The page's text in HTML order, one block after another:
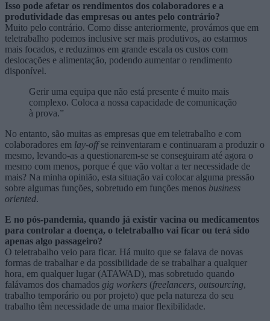
Isso pode afetar os rendimentos dos colaboradores e a
produtividade das empresas ou antes pelo contrário?
Muito pelo contrário. Como disse anteriormente, provámos que em
teletrabalho podemos inclusive ser mais produtivos, ao estarmos
mais focados, e reduzimos em grande escala os custos com
deslocações e alimentação, podendo aumentar o rendimento
disponível.
Gerir uma equipa que não está presente é muito mais
complexo. Coloca a nossa capacidade de comunicação
à prova.”
No entanto, são muitas as empresas que em teletrabalho e com
colaboradores em lay-offse reinventaram e continuaram a produzir o
mesmo, levando-as a questionarem-se se conseguiram até agora o
mesmo com menos, porque é que vão voltar a ter necessidade de
mais? Na minha opinião, esta situação vai colocar alguma pressão
sobre algumas funções, sobretudo em funções menos business
oriented.
E no pós-pandemia, quando já existir vacina ou medicamentos
para controlar a doença, o teletrabalho vai ficar ou terá sido
apenas algo passageiro?
O teletrabalho veio para ficar. Há muito que se falava de novas
formas de trabalhar e da possibilidade de se trabalhar a qualquer
hora, em qualquer lugar (ATAWAD), mas sobretudo quando
falávamos dos chamados gig workers (freelancers, outsourcing,
trabalho temporário ou por projeto) que pela natureza do seu
trabalho têm necessidade de uma maior flexibilidade.